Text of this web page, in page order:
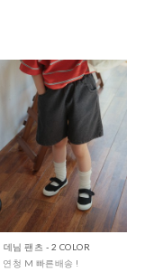
데님 팬츠 - 2 COLOR
연청 M 빠른배송 !